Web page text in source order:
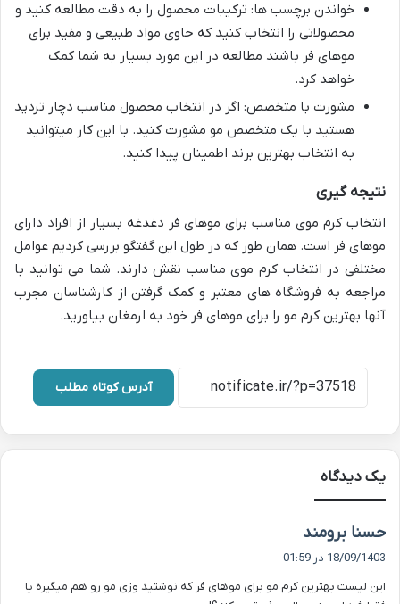
خواندن برچسب ها: ترکیبات محصول را به دقت مطالعه کنید و
محصولاتی را انتخاب کنید که حاوی مواد طبیعی و مفید برای
موهای فر باشند مطالعه در این مورد بسیار به شما کمک
خواهد کرد.
مشورت با متخصص: اگر در انتخاب محصول مناسب دچار تردید
هستید با یک متخصص مو مشورت کنید. با این کار میتوانید
به انتخاب بهترین برند اطمینان پیدا کنید.
نتیجه گیری
انتخاب کرم موی مناسب برای موهای فر دغدغه بسیار از افراد دارای
موهای فر است. همان طور که در طول این گفتگو بررسی کردیم عوامل
مختلفی در انتخاب کرم موی مناسب نقش دارند. شما می توانید با
مراجعه به فروشگاه های معتبر و کمک گرفتن از کارشناسان مجرب
آنها بهترین کرم مو را برای موهای فر خود به ارمغان بیاورید.
آدرس کوتاه مطلب
یک دیدگاه
حسنا برومند
ف
:
18/09/1403 در 01:59
این لیست بهترین کرم مو برای موهای فر که نوشتید وزی مو رو هم میگیره یا